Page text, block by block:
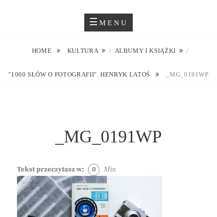
JUSTYNA EWA GROCHOWSKA
MENU
HOME KULTURA / ALBUMY I KSIĄŻKI /
"1000 SŁÓW O FOTOGRAFII". HENRYK LATOŚ _MG_0191WP
_MG_0191WP
Tekst przeczytasz w: 0 Min